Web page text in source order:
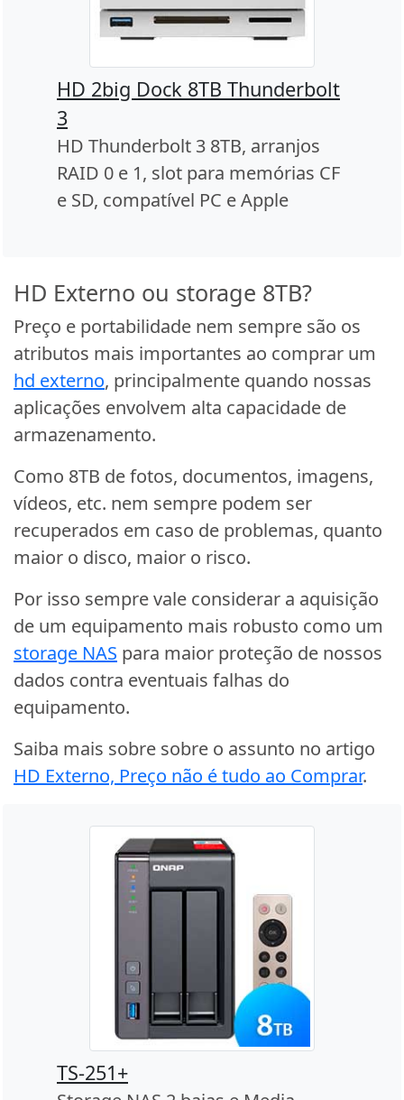
HD 2big Dock 8TB Thunderbolt
3
HD Thunderbolt 3 8TB, arranjos
RAID 0 e 1, slot para memórias CF
e SD, compatível PC e Apple
HD Externo ou storage 8TB?
Preço e portabilidade nem sempre são os
atributos mais importantes ao comprar um
hd externo, principalmente quando nossas
aplicações envolvem alta capacidade de
armazenamento.
Como 8TB de fotos, documentos, imagens,
vídeos, etc. nem sempre podem ser
recuperados em caso de problemas, quanto
maior o disco, maior o risco.
Por isso sempre vale considerar a aquisição
de um equipamento mais robusto como um
storage NAS para maior proteção de nossos
dados contra eventuais falhas do
equipamento.
Saiba mais sobre sobre o assunto no artigo
HD Externo, Preço não é tudo ao Comprar.
TS-251+